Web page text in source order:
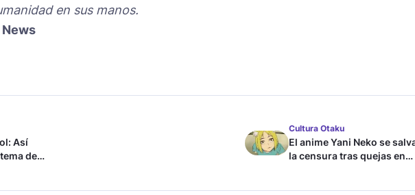
en sus manos.
News
Así
de
Cultura Otaku
El anime Yani Neko se
la censura tras quejas en